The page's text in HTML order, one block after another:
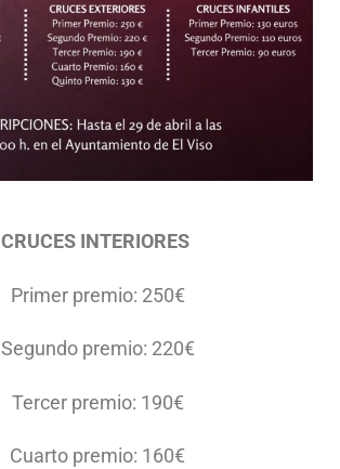
CRUCES INTERIORES
Primer premio: 250€
Segundo premio: 220€
Tercer premio: 190€
Cuarto premio: 160€